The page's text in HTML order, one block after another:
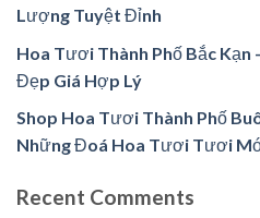
Lượng Tuyệt Đỉnh
Hoa Tươi Thành Phố Bắc Kạn
Đẹp Giá Hợp Lý
Shop Hoa Tươi Thành Phố
Những Đoá Hoa Tươi Tươi
Recent Comments